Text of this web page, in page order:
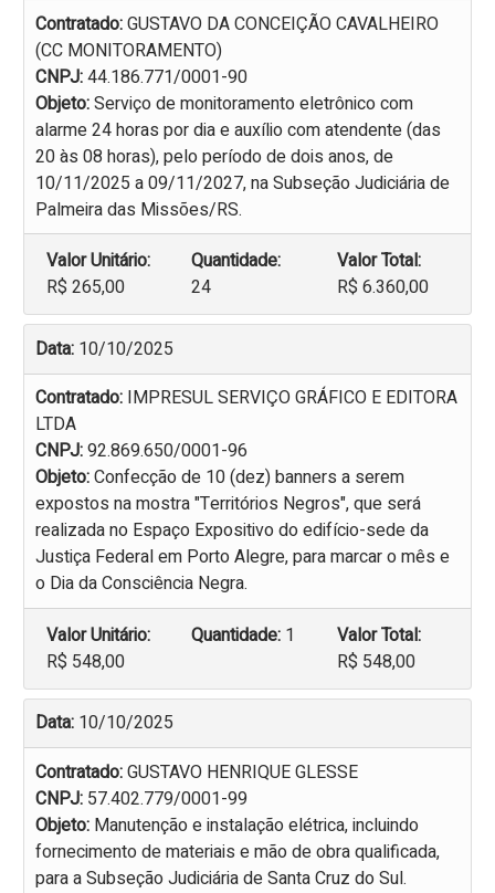
Contratado:GUSTAVO DA CONCEIÇÃO CAVALHEIRO
(CC MONITORAMENTO)
CNPJ:44.186.771/0001-90
Objeto:Serviço de monitoramento eletrônico com
alarme 24 horas por dia e auxílio com atendente (das
20 às 08 horas), pelo período de dois anos, de
10/11/2025 a 09/11/2027, na Subseção Judiciária de
Palmeira das Missões/RS.
Valor Unitário:
R$ 265,00
Quantidade:
24
Valor Total:
R$ 6.360,00
Data: 10/10/2025
Contratado: IMPRESUL SERVIÇO GRÁFICO E EDITORA
LTDA
CNPJ:92.869.650/0001-96
Objeto:Confecção de 10 (dez) banners a serem
expostos na mostra "Territórios Negros", que será
realizada no Espaço Expositivo do edifício-sede da
Justiça Federal em Porto Alegre, para marcar o mês e
o Dia da Consciência Negra.
Valor Unitário:
R$ 548,00
Quantidade: 1
Valor Total:
R$ 548,00
Data: 10/10/2025
Contratado:GUSTAVO HENRIQUE GLESSE
CNPJ: 57.402.779/0001-99
Objeto: Manutenção e instalação elétrica, incluindo
fornecimento de materiais e mão de obra qualificada,
para a Subseção Judiciária de Santa Cruz do Sul.